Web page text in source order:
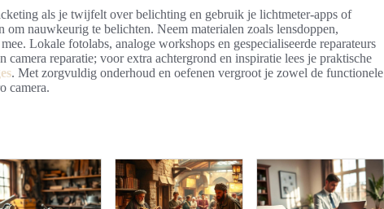
als je twijfelt over belichting en gebruik je lichtmeter-apps of
om nauwkeurig te belichten. Neem materialen zoals lensdoppen,
Lokale fotolabs, analoge workshops en gespecialiseerde reparateurs
camera reparatie; voor extra achtergrond en inspiratie lees je praktische
. Met zorgvuldig onderhoud en oefenen vergroot je zowel de functionele
camera.